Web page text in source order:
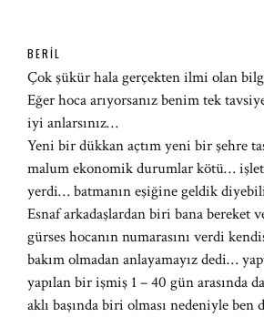
BERIL
Çok şükür hala gerçekten ilmi olan
Eğer hoca arıyorsanız benim tek
iyi anlarsınız…
Yeni bir dükkan açtım yeni bir şehre
malum ekonomik durumlar kötü…
yerdi… batmanın eşiğine geldik
Esnaf arkadaşlardan biri bana
gürses hocanın numarasını verdi
bakım olmadan anlayamayız dedi…
yapılan bir işmiş 1 – 40 gün arasında
aklı başında biri olması nedeniyle